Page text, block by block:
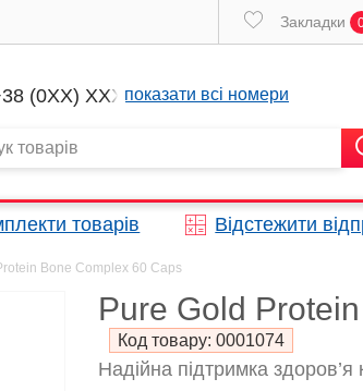
Закладки
(0XX) XXXпоказати всі номери
товарів Відстежити
Bone Complex 60 Caps
Pure Gold
Код товару: 0001074
Надійна підтримка здоров’я